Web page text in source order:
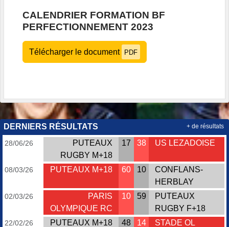
CALENDRIER FORMATION BF
PERFECTIONNEMENT 2023
Télécharger le document PDF
DERNIERS RÉSULTATS
28/06/26
PUTEAUX
RUGBY M+18
17 38 US LEZADOISE
08/03/26 PUTEAUX M+18 60 10
CONFLANS-
HERBLAY
02/03/26
PARIS
OLYMPIQUE RC
10 59
PUTEAUX
RUGBY F+18
22/02/26 PUTEAUX M+18 48 14
STADE OL
+ de résultats